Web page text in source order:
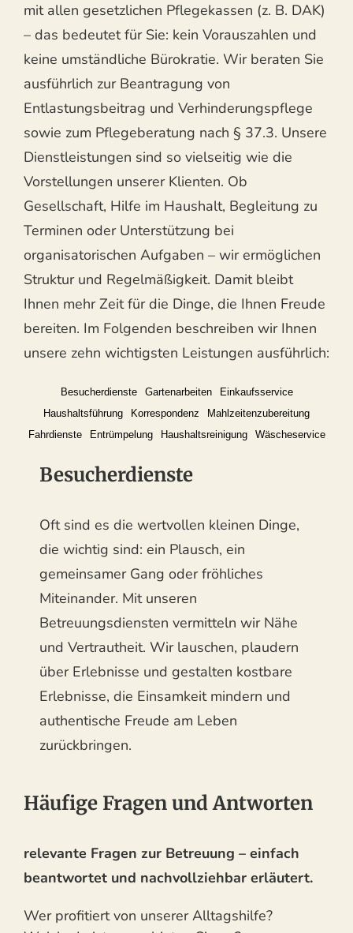
mit allen gesetzlichen Pflegekassen (z. B. DAK)
– das bedeutet für Sie: kein Vorauszahlen und
keine umständliche Bürokratie. Wir beraten Sie
ausführlich zur Beantragung von
Entlastungsbeitrag und Verhinderungspflege
sowie zum Pflegeberatung nach § 37.3. Unsere
Dienstleistungen sind so vielseitig wie die
Vorstellungen unserer Klienten. Ob
Gesellschaft, Hilfe im Haushalt, Begleitung zu
Terminen oder Unterstützung bei
organisatorischen Aufgaben – wir ermöglichen
Struktur und Regelmäßigkeit. Damit bleibt
Ihnen mehr Zeit für die Dinge, die Ihnen Freude
bereiten. Im Folgenden beschreiben wir Ihnen
unsere zehn wichtigsten Leistungen ausführlich:
Besucherdienste Gartenarbeiten
Einkaufsservice
Haushaltsführung
Korrespondenz
Mahlzeitenzubereitung
Fahrdienste
Entrümpelung Haushaltsreinigung Wäscheservice
Besucherdienste
Oft sind es die wertvollen kleinen Dinge,
die wichtig sind: ein Plausch, ein
gemeinsamer Gang oder fröhliches
Miteinander. Mit unseren
Betreuungsdiensten vermitteln wir Nähe
und Vertrautheit. Wir lauschen, plaudern
über Erlebnisse und gestalten kostbare
Erlebnisse, die Einsamkeit mindern und
authentische Freude am Leben
zurückbringen.
Häufige Fragen und Antworten
relevante Fragen zur Betreuung – einfach
beantwortet und nachvollziehbar erläutert.
Wer profitiert von unserer Alltagshilfe?